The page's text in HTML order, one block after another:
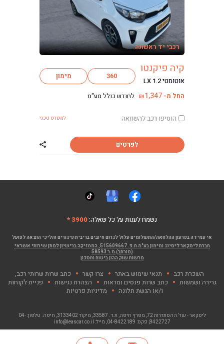
רכבי יד ראשונה
קיה פיקנטו
אוטומטי LX 1.2 360 מימון
החל מ- ₪1,347 לחודש כולל מע"מ
הוסיפו רכב להשוואה למפרט טכני
לפרטים שתף רכב קיה
נשמח לענות על כל שאלה:3900 *
אי עמידה בפרעון ההלוואה/התשלומים עלול לגרום חיובים בריבית פיגורים והליכי הוצאה לפועל
חברת ליסקאר ליסינג ומימון בע"מ ח.פ. 515609667, המחזיקה ברישיון למתן שירותי אשראי
(מורחב) מ.ר 58593
מרשות שוק ההון ביטוח וחסכון
השכרת רכב תנאי שימוש באתר צרו קשר
כתב שרות שרותי רכב,
גרירה ושמשות
כתב שרות פנסים ומראות הצהרת נגישות
פניית לקוחות
ו/או הגשת תלונה
מדיניות פרטיות
ליסקאר - שד' ההסתדרות 72, מפרץ חיפה , ת.ד. 33587, מיקוד 3133402, חיפה. טלפון:
04-
8422727, פקס: 04-8422189, מייל: info@leascar.co.il
© כל הזכויות שמורות לליסקאר בע"מ 2026